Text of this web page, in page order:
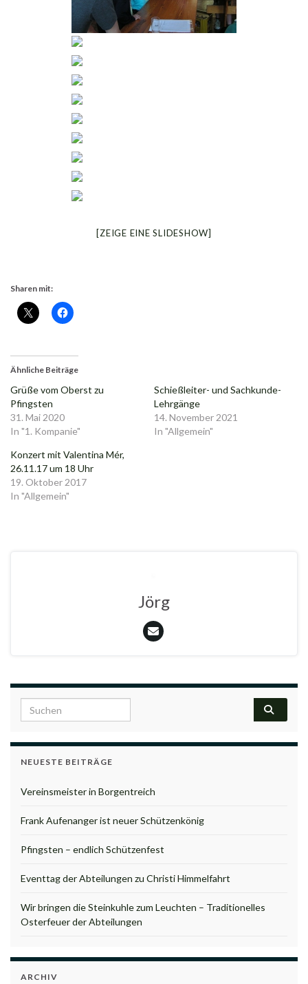
[ZEIGE EINE SLIDESHOW]
Sharen mit:
Ähnliche Beiträge
Grüße vom Oberst zu
Pfingsten
31. Mai 2020
In "1. Kompanie"
Schießleiter- und Sachkunde-
Lehrgänge
14. November 2021
In "Allgemein"
Konzert mit Valentina Mér,
26.11.17 um 18 Uhr
19. Oktober 2017
In "Allgemein"
Jörg
Search for:
NEUESTE BEITRÄGE
Vereinsmeister in Borgentreich
Frank Aufenanger ist neuer Schützenkönig
Pfingsten – endlich Schützenfest
Eventtag der Abteilungen zu Christi Himmelfahrt
Wir bringen die Steinkuhle zum Leuchten – Traditionelles
Osterfeuer der Abteilungen
ARCHIV